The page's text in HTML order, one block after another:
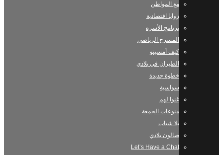
مع المواطن
زوايا اقتصادية
برنامج الأسرة
المسرح الرياضي
كيف أمسيتو
الطيران في بلادي
خطوة جديدة
سواسية
غنوا لهم
منوعات الجمعة
يلا شباب
صالون بلادي
Let’s Have a Chat